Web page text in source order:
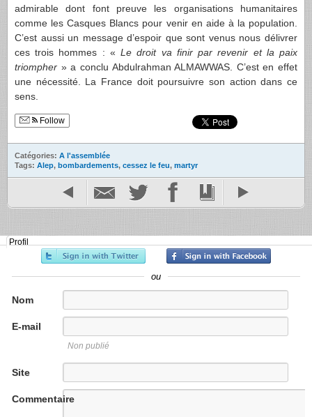
admirable dont font preuve les organisations humanitaires
comme les Casques Blancs pour venir en aide à la population.
C’est aussi un message d’espoir que sont venus nous délivrer
ces trois hommes : «Le droit va finir par revenir et la paix
triompher » a conclu Abdulrahman ALMAWWAS. C’est en effet
une nécessité. La France doit poursuivre son action dans ce
sens.
Follow
Catégories: A l'assemblée
Tags: Alep, bombardements, cessez le feu, martyr
Profil
ou
Nom
E-mail
Non publié
Site
Commentaire